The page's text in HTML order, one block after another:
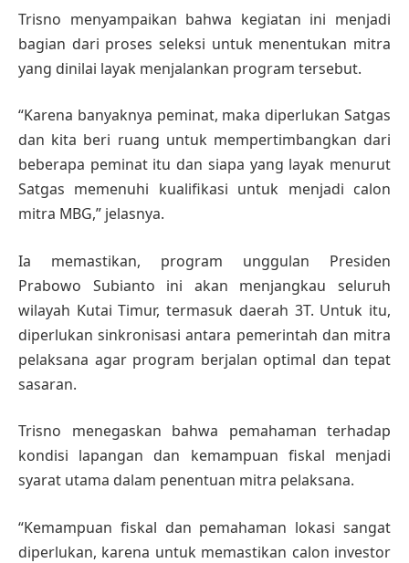
Trisno menyampaikan bahwa kegiatan ini menjadi
bagian dari proses seleksi untuk menentukan mitra
yang dinilai layak menjalankan program tersebut.
“Karena banyaknya peminat, maka diperlukan Satgas
dan kita beri ruang untuk mempertimbangkan dari
beberapa peminat itu dan siapa yang layak menurut
Satgas memenuhi kualifikasi untuk menjadi calon
mitra MBG,” jelasnya.
Ia memastikan, program unggulan Presiden
Prabowo Subianto ini akan menjangkau seluruh
wilayah Kutai Timur, termasuk daerah 3T. Untuk itu,
diperlukan sinkronisasi antara pemerintah dan mitra
pelaksana agar program berjalan optimal dan tepat
sasaran.
Trisno menegaskan bahwa pemahaman terhadap
kondisi lapangan dan kemampuan fiskal menjadi
syarat utama dalam penentuan mitra pelaksana.
“Kemampuan fiskal dan pemahaman lokasi sangat
diperlukan, karena untuk memastikan calon investor